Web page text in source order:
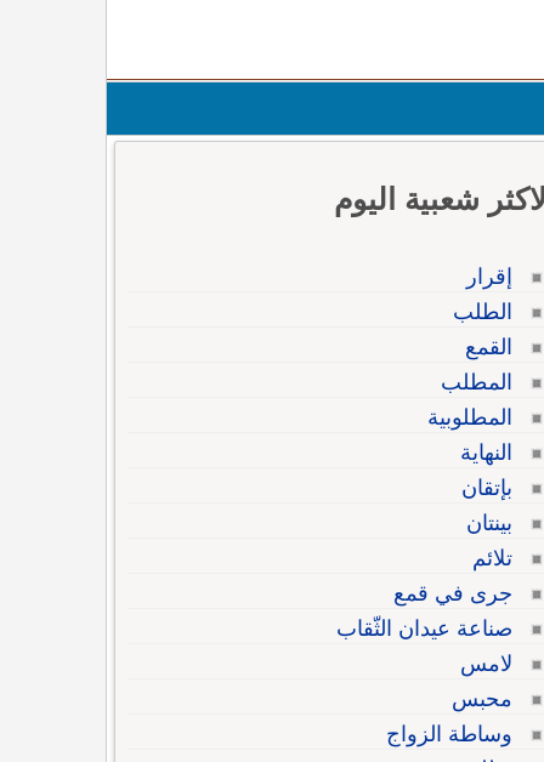
الاكثر شعبية اليوم
إقرار
الطلب
القمع
المطلب
المطلوبية
النهاية
بإتقان
بينتان
تلائم
جرى في قمع
صناعة عيدان الثّقاب
لامس
محبس
وساطة الزواج